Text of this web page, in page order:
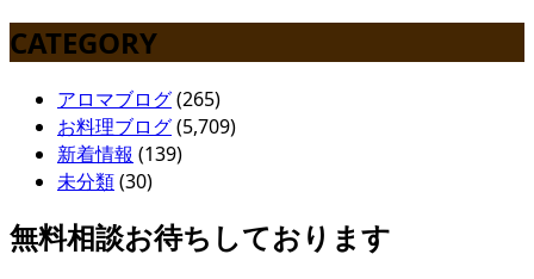
CATEGORY
アロマブログ(265)
お料理ブログ(5,709)
新着情報 (139)
未分類(30)
無料相談お待ちしております